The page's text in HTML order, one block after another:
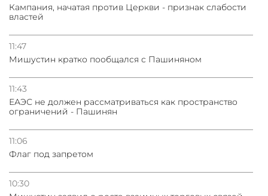
Кампания, начатая против Церкви - признак слабости
властей
11:47
Мишустин кратко пообщался с Пашиняном
11:43
ЕАЭС не должен рассматриваться как пространство
ограничений - Пашинян
11:06
Флаг под запретом
10:30